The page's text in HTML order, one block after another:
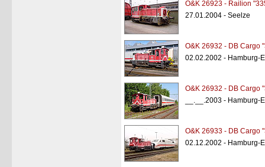
O&K 26923 - Railion
27.01.2004 - Seelze
O&K 26932 - DB Cargo
02.02.2002 - Hamburg-
O&K 26932 - DB Cargo
__.__.2003 -
O&K 26933 - DB Cargo
02.12.2002 - Hamburg-